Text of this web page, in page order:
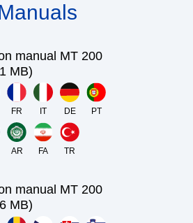
manual MT 200
MB)
FR IT DE PT
AR FA TR
manual MT 200
MB)